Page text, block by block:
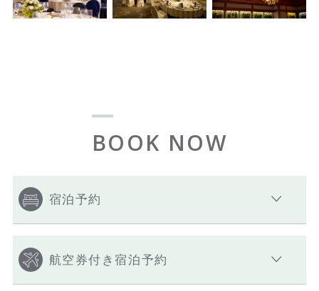
BOOK NOW
宿泊予約
航空券付き宿泊予約